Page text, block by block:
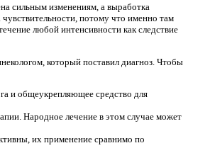
сильным изменениям, а выработка
потому что именно там
любой интенсивности как следствие
который поставил диагноз. Чтобы
и общеукрепляющее средство для
Народное лечение в этом случае может
их применение сравнимо по